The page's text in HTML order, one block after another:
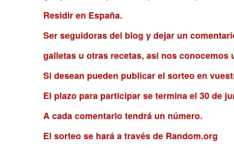
Residir en España.
Ser seguidoras del blog y dejar un
galletas u otras recetas, asi nos conocemos
Si desean pueden publicar el sorteo en
El plazo para participar se termina el 30 de
A cada comentario tendrá un número.
El sorteo se hará a través de Random.org